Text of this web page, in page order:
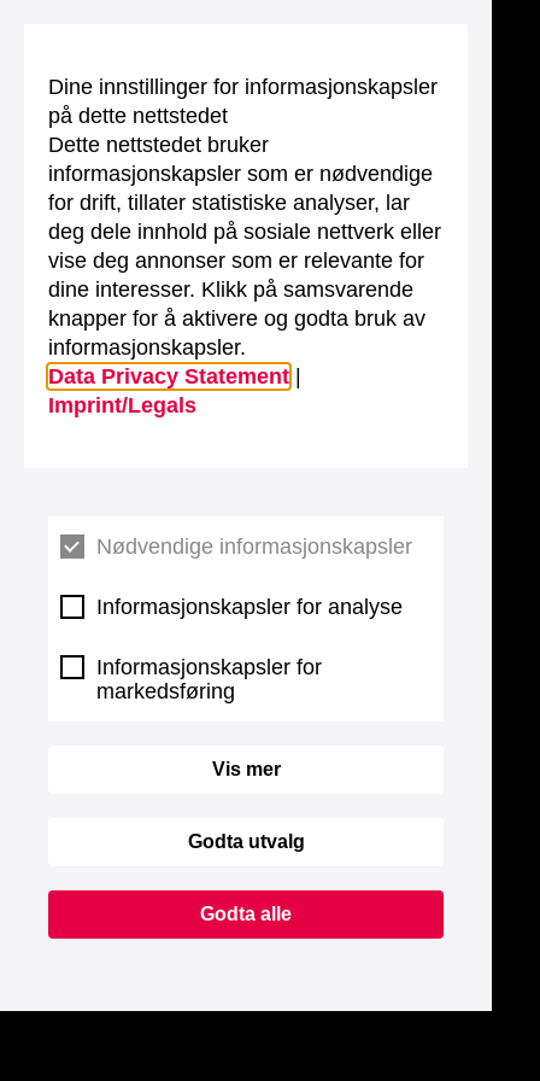
Dine innstillinger for informasjonskapsler
på dette nettstedet
Dette nettstedet bruker
informasjonskapsler som er nødvendige
for drift, tillater statistiske analyser, lar
deg dele innhold på sosiale nettverk eller
vise deg annonser som er relevante for
dine interesser. Klikk på samsvarende
knapper for å aktivere og godta bruk av
informasjonskapsler.
Data Privacy Statement
Imprint/Legals
Nødvendige informasjonskapsler
Informasjonskapsler for analyse
Informasjonskapsler for
markedsføring
Vis mer
Godta utvalg
Godta alle